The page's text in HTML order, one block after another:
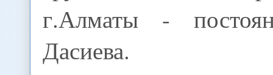
г.Алматы -
Дасиева.